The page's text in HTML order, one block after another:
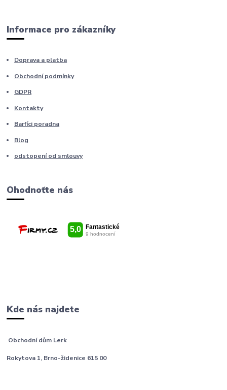
Informace pro zákazníky
Doprava a platba
Obchodní podmínky
GDPR
Kontakty
Barfíci poradna
Blog
odstopení od smlouvy
Ohodnoťte nás
Kde nás najdete
Obchodní dům Lerk
Rokytova 1, Brno-židenice 615 00